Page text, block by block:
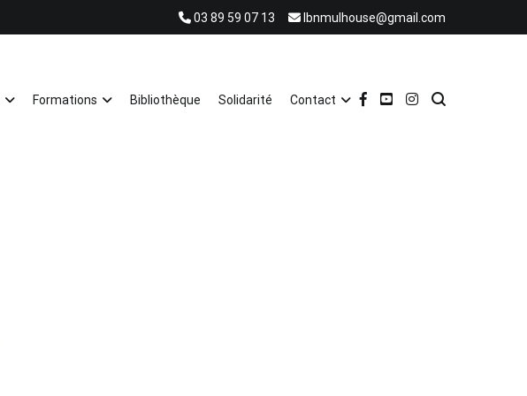
03 89 59 07 13 lbnmulhouse@gmail.com
Formations Bibliothèque Solidarité Contact